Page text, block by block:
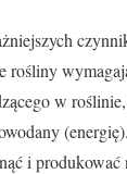
rośliny
w
i produkować